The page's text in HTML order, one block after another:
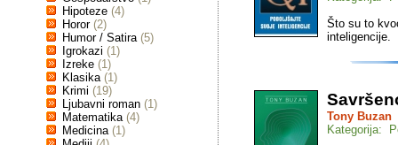
Hipoteze (4)
Horor (2)
Humor / Satira (5)
Igrokazi (1)
Izreke (1)
Klasika (1)
Krimi (19)
Ljubavni roman (1)
Matematika (4)
Medicina (1)
Što su to
inteligencije.
Tony Buzan
Kategorija: